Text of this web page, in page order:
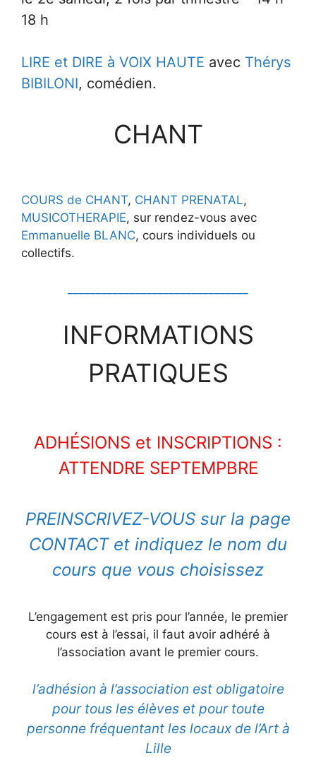
18 h
LIRE et DIRE à VOIX HAUTE avec Thérys
BIBILONI, comédien.
CHANT
COURS de CHANT, CHANT PRENATAL,
MUSICOTHERAPIE, sur rendez-vous avec
Emmanuelle BLANC, cours individuels ou
collectifs.
INFORMATIONS
PRATIQUES
ADHÉSIONS et INSCRIPTIONS :
ATTENDRE SEPTEMPBRE
PREINSCRIVEZ-VOUS sur la page
CONTACT et indiquez le nom du
cours que vous choisissez
L’engagement est pris pour l’année, le premier
cours est à l’essai, il faut avoir adhéré à
l’association avant le premier cours.
l’adhésion à l’association est obligatoire
pour tous les élèves et pour toute
personne fréquentant les locaux de l’Art à
Lille